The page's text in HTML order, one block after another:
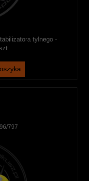
tylnego -
797